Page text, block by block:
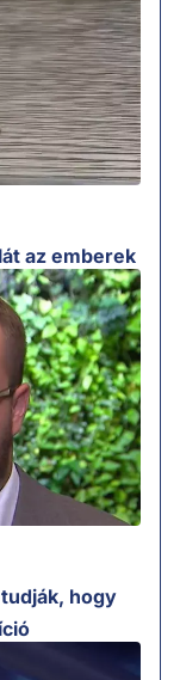
az emberek
hogy